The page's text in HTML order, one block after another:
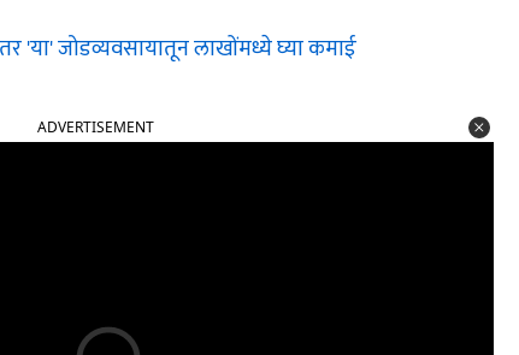
जोडव्यवसायातून लाखोंमध्ये घ्या कमाई